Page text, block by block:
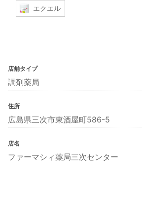
エクエル
店舗タイプ
調剤薬局
住所
広島県三次市東酒屋町586-5
店名
ファーマシィ薬局三次センター